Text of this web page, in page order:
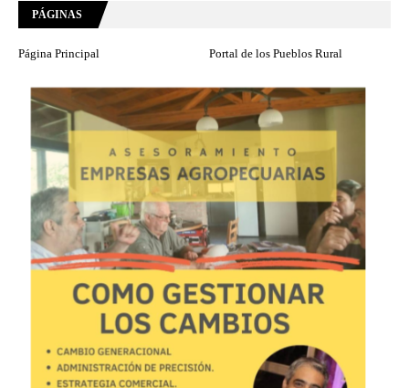
PÁGINAS
Página Principal Portal de los Pueblos Rural